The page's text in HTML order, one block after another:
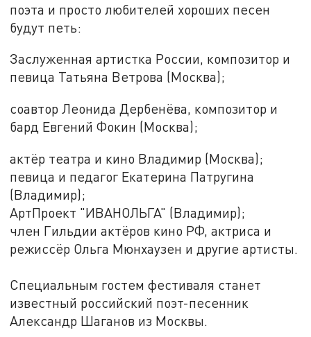
поэта и просто любителей хороших песен
будут петь:
Заслуженная артистка России, композитор и
певица Татьяна Ветрова (Москва);
соавтор Леонида Дербенёва, композитор и
бард Евгений Фокин (Москва);
актёр театра и кино Владимир (Москва);
певица и педагог Екатерина Патругина
(Владимир);
АртПроект "ИВАНОЛЬГА" (Владимир);
член Гильдии актёров кино РФ, актриса и
режиссёр Ольга Мюнхаузен и другие артисты.
Специальным гостем фестиваля станет
известный российский поэт-песенник
Александр Шаганов из Москвы.